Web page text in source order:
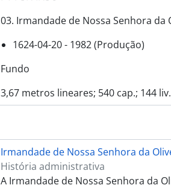
03. Irmandade de Nossa Senhora da
1624-04-20 - 1982 (Produção)
Fundo
3,67 metros lineares; 540 cap.; 144
Irmandade de Nossa Senhora da
História administrativa
A Irmandade de Nossa Senhora da